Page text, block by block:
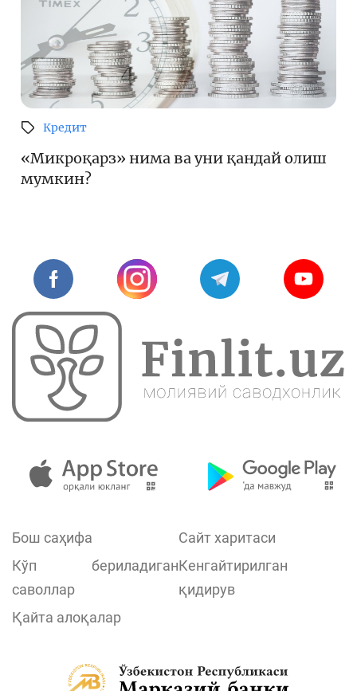
Кредит
«Микроқарз» нима ва уни қандай олиш
мумкин?
Бош саҳифа
Сайт харитаси
Кўп бериладиган
саволлар
Кенгайтирилган
қидирув
Қайта алоқалар